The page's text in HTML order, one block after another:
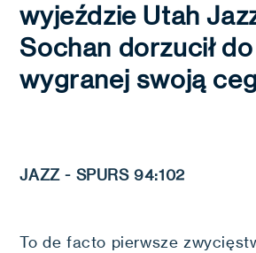
wyjeździe Utah
Sochan dorzucił
wygranej swoją
JAZZ - SPURS 94:102
To de facto pierwsze